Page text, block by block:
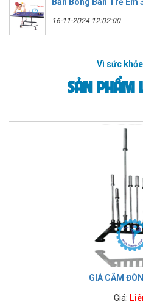
16-11-2024 12:02:00
Vì sức
SẢN PHẨM
GIÁ CẮM
Giá: